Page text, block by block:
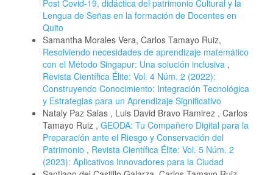
Post Covid-19, didáctica del patrimonio Cultural y la
Lengua de Señas en la formación de Docentes en
Quito
Samantha Morales Vera, Carlos Tamayo Ruiz,
Resolviendo necesidades de aprendizaje matemático
con el Método Singapur: Una solución inclusiva ,
Revista Científica Élite: Vol. 4 Núm. 2 (2022):
Construyendo Conocimiento: Integración Tecnológica
y Estrategias para un Aprendizaje Significativo
Nataly Paz Salas , Luis David Bravo Ramirez , Carlos
Tamayo Ruiz , GEODA: Tu Compañero Digital para la
Preparación ante el Riesgo y Conservación del
Patrimonio , Revista Científica Élite: Vol. 5 Núm. 2
(2023): Aplicativos Innovadores para la Ciudad